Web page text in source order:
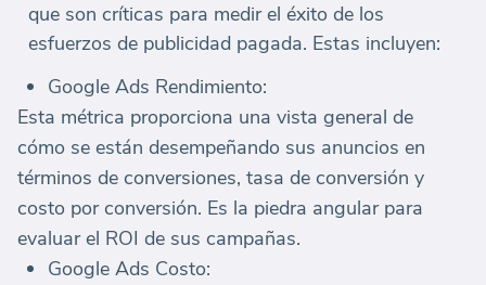
que son críticas para medir el éxito de los
esfuerzos de publicidad pagada. Estas incluyen:
Google Ads Rendimiento:
Esta métrica proporciona una vista general de
cómo se están desempeñando sus anuncios en
términos de conversiones, tasa de conversión y
costo por conversión. Es la piedra angular para
evaluar el ROI de sus campañas.
Google Ads Costo: